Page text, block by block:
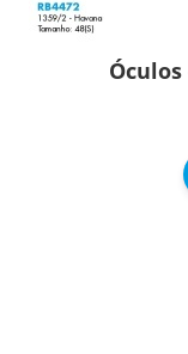
Óculos